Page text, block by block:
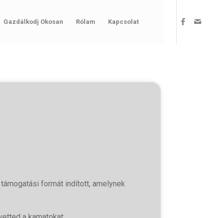
Gazdálkodj Okosan Rólam Kapcsolat
formát indított, amelynek